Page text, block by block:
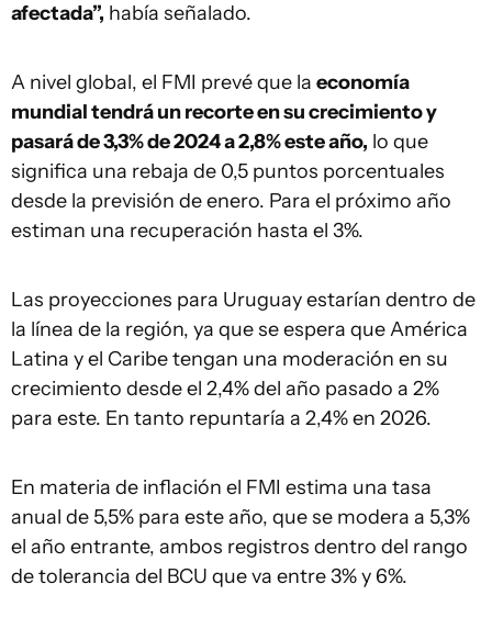
afectada”, había señalado.
A nivel global, el FMI prevé que la economía
mundial tendrá un recorte en su crecimiento y
pasará de 3,3% de 2024 a 2,8% este año, lo que
significa una rebaja de 0,5 puntos porcentuales
desde la previsión de enero. Para el próximo año
estiman una recuperación hasta el 3%.
Las proyecciones para Uruguay estarían dentro de
la línea de la región, ya que se espera que América
Latina y el Caribe tengan una moderación en su
crecimiento desde el 2,4% del año pasado a 2%
para este. En tanto repuntaría a 2,4% en 2026.
En materia de inflación el FMI estima una tasa
anual de 5,5% para este año, que se modera a 5,3%
el año entrante, ambos registros dentro del rango
de tolerancia del BCU que va entre 3% y 6%.